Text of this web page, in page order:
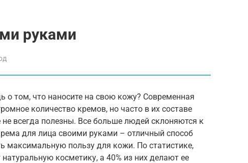
руками
о том, что наносите на свою кожу? Современная
количество кремов, но часто в их составе
всегда полезны. Все больше людей склоняются к
для лица своими руками – отличный способ
максимальную пользу для кожи. По статистике,
косметику, а 40% из них делают ее